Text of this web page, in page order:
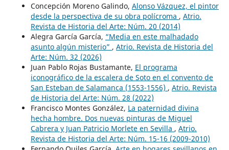
Concepción Moreno Galindo, Alonso Vázquez, el pintor
desde la perspectiva de su obra polícroma , Atrio.
Revista de Historia del Arte: Núm. 20 (2014)
Alegra García García, “Media en este malhadado
asunto algún misterio” , Atrio. Revista de Historia del
Arte: Núm. 32 (2026)
Juan Pablo Rojas Bustamante, El programa
iconográfico de la escalera de Soto en el convento de
San Esteban de Salamanca (1553-1556) , Atrio. Revista
de Historia del Arte: Núm. 28 (2022)
Francisco Montes González, La paternidad divina
hecha hombre. Dos nuevas pinturas de Miguel
Cabrera y Juan Patricio Morlete en Sevilla , Atrio.
Revista de Historia del Arte: Núm. 15-16 (2009-2010)